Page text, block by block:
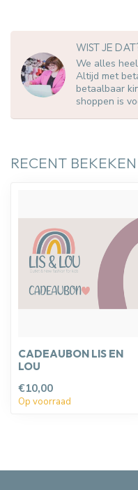
WIST JE
We alles
Altijd met
betaalbaar
shoppen is
RECENT BEKEKEN
CADEAUBON LIS EN
LOU
€10,00
Op voorraad